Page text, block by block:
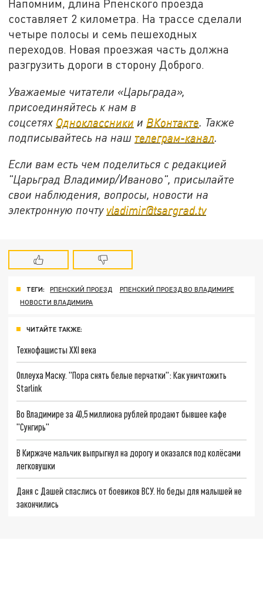
Напомним, длина Рпенского проезда
составляет 2 километра. На трассе сделали
четыре полосы и семь пешеходных
переходов. Новая проезжая часть должна
разгрузить дороги в сторону Доброго.
Уважаемые читатели «Царьграда»,
присоединяйтесь к нам в
соцсетях Одноклассники и ВКонтакте . Также
подписывайтесь на наш телеграм-канал
Если вам есть чем поделиться с редакцией
"Царьград Владимир/Иваново", присылайте
свои наблюдения, вопросы, новости на
электронную почту vladimir@tsargrad.tv
ТЕГИ: РПЕНСКИЙ ПРОЕЗД
РПЕНСКИЙ ПРОЕЗД ВО ВЛАДИМИРЕ
НОВОСТИ ВЛАДИМИРА
ЧИТАЙТЕ ТАКЖЕ:
Технофашисты XXI века
Оплеуха Маску. "Пора снять белые перчатки": Как уничтожить
Starlink
Во Владимире за 40,5 миллиона рублей продают бывшее кафе
"Сунгирь"
В Киржаче мальчик выпрыгнул на дорогу и оказался под колёсами
легковушки
Даня с Дашей спаслись от боевиков ВСУ. Но беды для малышей не
закончились